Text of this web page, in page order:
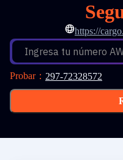
https://
Ingresa tu número
Probar： 297-72328572